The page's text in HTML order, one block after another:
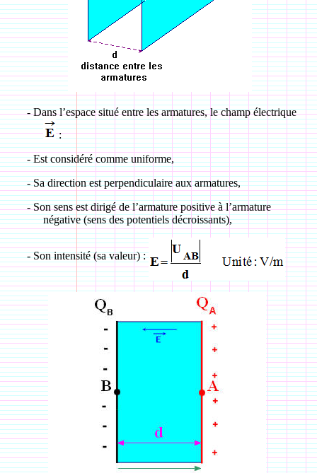
- Dans l’espace situé entre les armatures, le champ électrique
:
- Est considéré comme uniforme,
- Sa direction est perpendiculaire aux armatures,
- Son sens est dirigé de l’armature positive à l’armature
négative (sens des potentiels décroissants),
- Son intensité (sa valeur) :